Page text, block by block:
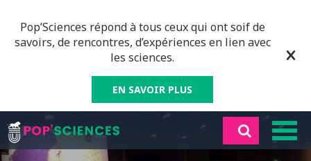
Pop’Sciences répond à tous ceux qui ont soif de
savoirs, de rencontres, d’expériences en lien avec
les sciences.
EN SAVOIR PLUS